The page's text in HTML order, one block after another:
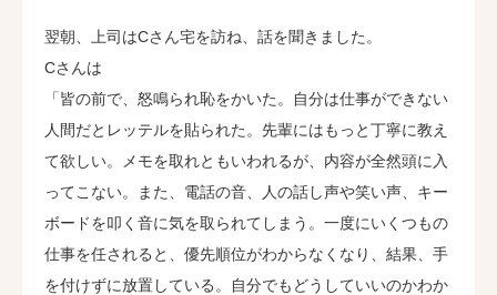
翌朝、上司はCさん宅を訪ね、話を聞きました。
Cさんは
「皆の前で、怒鳴られ恥をかいた。自分は仕事ができない
人間だとレッテルを貼られた。先輩にはもっと丁寧に教え
て欲しい。メモを取れともいわれるが、内容が全然頭に入
ってこない。また、電話の音、人の話し声や笑い声、キー
ボードを叩く音に気を取られてしまう。一度にいくつもの
仕事を任されると、優先順位がわからなくなり、結果、手
を付けずに放置している。自分でもどうしていいのかわか